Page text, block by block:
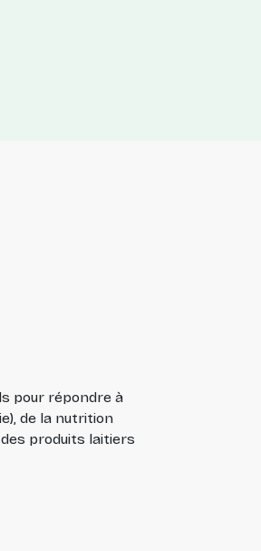
pour répondre à
de la nutrition
produits laitiers